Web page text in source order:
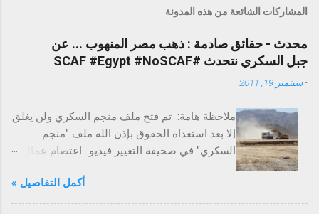
المشاركات الشائعة من هذه المدونة
محدث - حقائق صادمة : ذهب مصر المنهوب ... عن
جبل السكري نتحدث #SCAF #Egypt #NoSCAF
-سبتمبر 19, 2011
ملاحظة هامة: تم فتح ملف منجم السكري ولن يغلق
إلا بعد استعداة الحقوق بإذن الله ملف "منجم
السكري" في صحيفة التغيير فيديو.. اعتصام عمال
السكري لاستخراج الذهب - ملف حقوق العمال
التغيير تكشف علاقة عدلي فايد بذهب مصر
أكمل التفاصيل »